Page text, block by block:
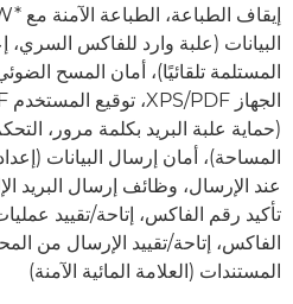
البيانات (علبة وارد للفاكس السري،
(حماية علبة البريد بكلمة مرور،
المساحة)، أمان إرسال البيانات
عند الإرسال، وظائف إرسال البريد
تأكيد رقم الفاكس، إتاحة/تقييد
المستندات (العلامة المائية الآمنة)